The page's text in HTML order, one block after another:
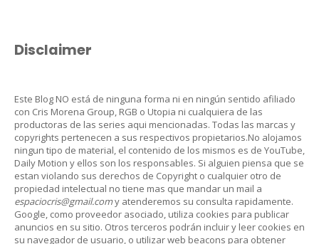
Disclaimer
Este Blog NO está de ninguna forma ni en ningún sentido afiliado
con Cris Morena Group, RGB o Utopia ni cualquiera de las
productoras de las series aqui mencionadas. Todas las marcas y
copyrights pertenecen a sus respectivos propietarios.No alojamos
ningun tipo de material, el contenido de los mismos es de YouTube,
Daily Motion y ellos son los responsables. Si alguien piensa que se
estan violando sus derechos de Copyright o cualquier otro de
propiedad intelectual no tiene mas que mandar un mail a
espaciocris@gmail.comy atenderemos su consulta rapidamente.
Google, como proveedor asociado, utiliza cookies para publicar
anuncios en su sitio. Otros terceros podrán incluir y leer cookies en
su navegador de usuario, o utilizar web beacons para obtener